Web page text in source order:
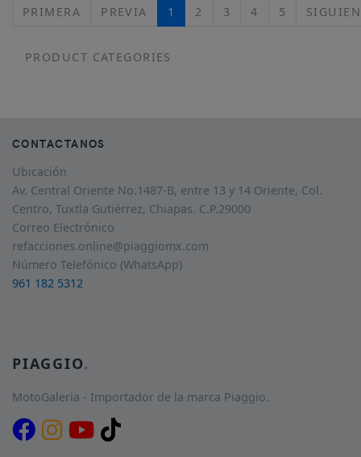
PRIMERA PREVIA 1 2 3 4 5
PRODUCT CATEGORIES
CONTACTANOS
Ubicación
Av. Central Oriente No.1487-B, entre 13 y 14 Oriente, Col.
Centro, Tuxtla Gutiérrez, Chiapas. C.P.29000
Correo Electrónico
refacciones.online@piaggiomx.com
Número Telefónico (WhatsApp)
961 182 5312
PIAGGIO.
MotoGaleria - Importador de la marca Piaggio.